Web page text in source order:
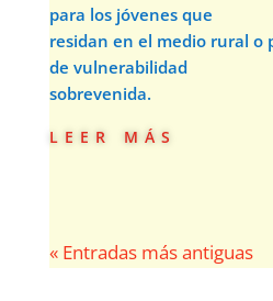
para los jóvenes que
residan en el medio rural o
de vulnerabilidad
sobrevenida.
leer más
« Entradas más antiguas